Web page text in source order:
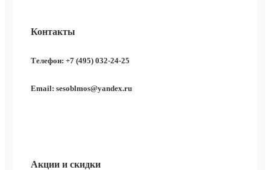
Контакты
Телефон: +7 (495) 032-24-25
Email: sesoblmos@yandex.ru
Акции и скидки